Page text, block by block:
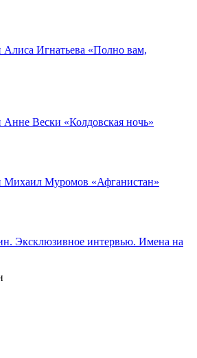
Игнатьева «Полно вам,
Вески «Колдовская ночь»
Михаил Муромов «Афганистан»
Эксклюзивное интервью. Имена на